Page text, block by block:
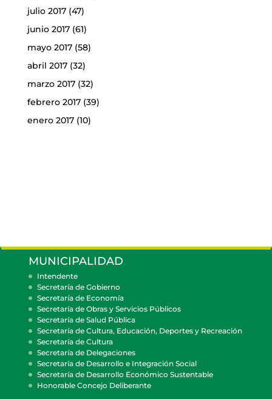
julio 2017(47)
junio 2017(61)
mayo 2017(58)
abril 2017(32)
marzo 2017(32)
febrero 2017(39)
enero 2017(10)
MUNICIPALIDAD
Intendente
Secretaría de Gobierno
Secretaría de Economía
Secretaría de Obras y Servicios Públicos
Secretaría de Salud Pública
Secretaría de Cultura, Educación, Deportes y Recreación
Secretaría de Cultura
Secretaría de Delegaciones
Secretaría de Desarrollo e Integración Social
Secretaría de Desarrollo Económico Sustentable
Honorable Concejo Deliberante